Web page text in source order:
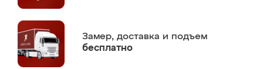
Замер, доставка и подъем
бесплатно